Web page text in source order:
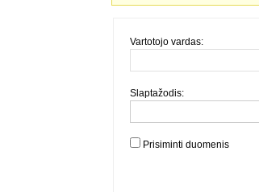
Vartotojo vardas:
Slaptažodis:
Prisiminti duomenis